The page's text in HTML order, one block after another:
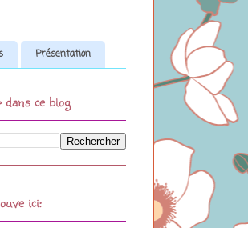
Présentation
ce blog
ici: